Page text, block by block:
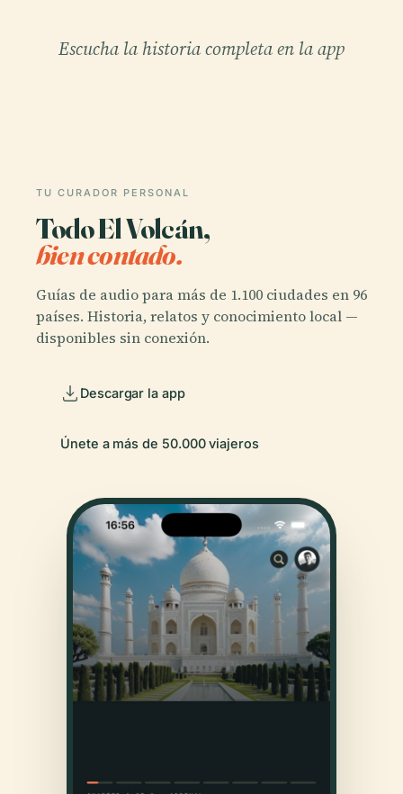
Escucha la historia completa en la app
TU CURADOR PERSONAL
Todo El Volcán,
bien contado.
Guías de audio para más de 1.100 ciudades en 96
países. Historia, relatos y conocimiento local —
disponibles sin conexión.
Descargar la app
Únete a más de 50.000 viajeros